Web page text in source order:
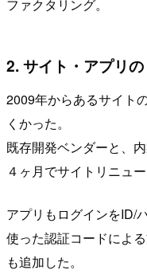
ファクタリング。
2. サイト・アプリ
2009年からあるサイト
くかった。
既存開発ベンダーと、
４ヶ月でサイトリニュー
アプリもログインをID/
使った認証コードによ
も追加した。